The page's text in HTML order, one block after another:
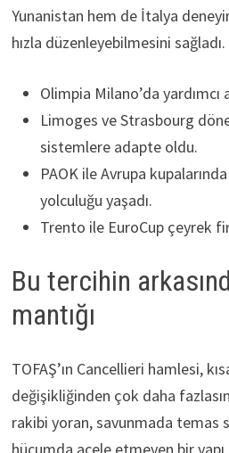
Yunanistan hem de İtalya
hızla düzenleyebilmesini sağladı.
Olimpia Milano’da
Limoges ve Strasbourg
sistemlere adapte oldu.
PAOK ile Avrupa
yolculuğu yaşadı.
Trento ile EuroCup çeyrek
Bu tercihin
mantığı
TOFAŞ’ın Cancellieri hamlesi,
değişikliğinden çok daha
rakibi yoran, savunmada temas